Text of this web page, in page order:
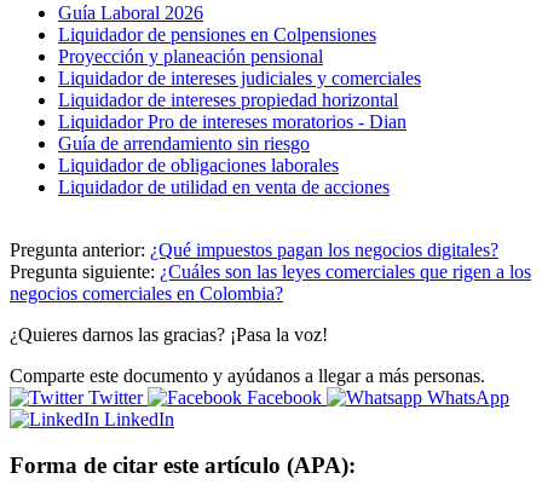
Guía Laboral 2026
Liquidador de pensiones en Colpensiones
Proyección y planeación pensional
Liquidador de intereses judiciales y comerciales
Liquidador de intereses propiedad horizontal
Liquidador Pro de intereses moratorios - Dian
Guía de arrendamiento sin riesgo
Liquidador de obligaciones laborales
Liquidador de utilidad en venta de acciones
Pregunta anterior: ¿Qué impuestos pagan los negocios digitales?
Pregunta siguiente: ¿Cuáles son las leyes comerciales que rigen a los
negocios comerciales en Colombia?
¿Quieres darnos las gracias? ¡Pasa la voz!
Comparte este documento y ayúdanos a llegar a más personas.
Twitter
Facebook
WhatsApp
LinkedIn
Forma de citar este artículo (APA):